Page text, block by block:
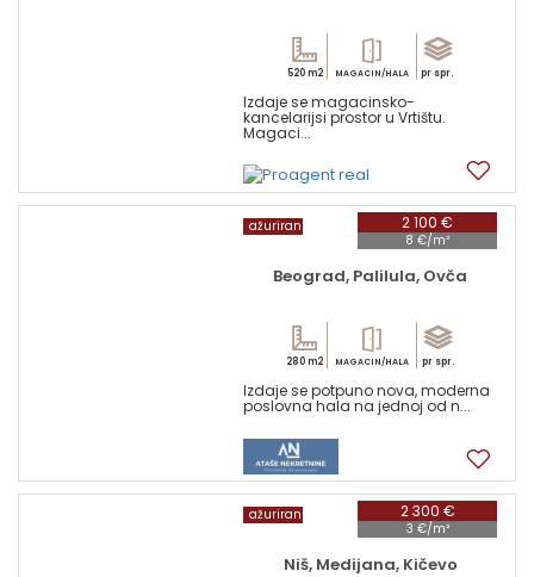
520 m2 MAGACIN/HALA pr spr.
Izdaje se magacinsko-
kancelarijsi prostor u Vrtištu.
Magaci...
2 100 €
8 €/m²
ažuriran
Beograd, Palilula, Ovča
280 m2 MAGACIN/HALA pr spr.
Izdaje se potpuno nova, moderna
poslovna hala na jednoj od n...
2 300 €
3 €/m²
ažuriran
Niš, Medijana, Kičevo